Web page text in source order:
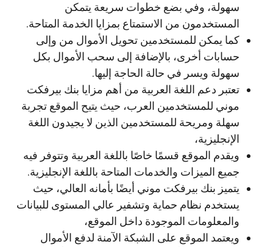
سهولة، وفي بضع خطوات سريعة يتمكن
المستخدمون من الاستمتاع بمزايا الخدمة المتاحة.
كما يمكن للمستخدمين تحويل الأموال من وإلى
حسابات أخرى، بالإضافة إلى سحب الأموال بكل
سهولة ويسر في حالة الحاجة إليها.
تعتبر دعم اللغة العربية من أهم مزايا بنك بيرفكت
موني للمستخدمين العرب، حيث يتيح الموقع تجربة
سهلة ومريحة للمستخدمين الذين لا يجيدون اللغة
الإنجليزية،
ويقدم الموقع قسمًا خاصًا باللغة العربية وتتوفر فيه
جميع الميزات والخدمات المتاحة باللغة الإنجليزية.
يتميز بنك بيرفكت موني أيضًا بأمانه العالي، حيث
يستخدم نظام حماية وتشفير عالي المستوى للبيانات
والمعلومات الموجودة داخل الموقع،
ويعتمد الموقع على الشبكة الآمنة لدفع الأموال